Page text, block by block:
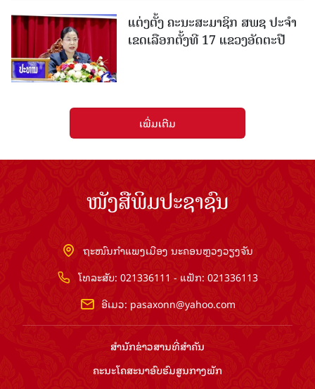
ແຕ່ງຕັ້ງ ຄະນະສະມາຊິກ ສພຊ ປະຈຳ
ເຂດເລືອກຕັ້ງທີ 17 ແຂວງອັດຕະປື
ເພີ່ມເຕີມ
ໜັງສືພິມປະຊາຊົນ
ຖະໜົນກຳແພງເມືອງ ນະຄອນຫຼວງວຽງຈັນ
ໂທລະສັບ: 021336111 - ແຟັກ: 021336113
ອີເມວ: pasaxonn@yahoo.com
ສຳ​ນັກ​ຂ່າວ​ສານ​ທີ່​ສຳ​ຄັນ​
ຄະນະໂຄສະນາອົບຮົມ​ສູນ​ກາງ​ພັກ